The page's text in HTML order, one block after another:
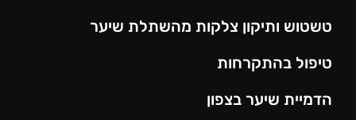
טשטוש ותיקון צלקות מהשתלת שיער
טיפול בהתקרחות
הדמיית שיער בצפון